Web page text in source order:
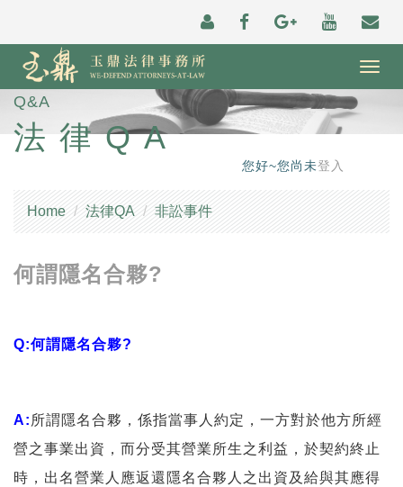
Q&A
法律QA
您好~您尚未登入
Home 法律QA 非訟事件
何謂隱名合夥?
Q:何謂隱名合夥?
A: 所謂隱名合夥，係指當事人約定，一方對於他方所經
營之事業出資，而分受其營業所生之利益，於契約終止
時，出名營業人應返還隱名合夥人之出資及給與其應得